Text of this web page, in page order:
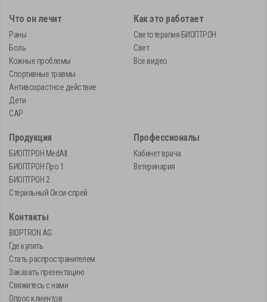
Что он лечит
Раны
Боль
Кожные проблемы
Спортивные травмы
Антивозрастное действие
Дети
САР
Как это работает
Светотерапия БИОПТРОН
Свет
Все видео
Продукция
БИОПТРОН MedAll
БИОПТРОН Про 1
БИОПТРОН 2
Стерильный Окси-спрей
Профессионалы
Кабинет врача
Ветеринария
Контакты
BIOPTRON AG
Где купить
Стать распространителем
Заказать презентацию
Свяжитесь с нами
Опрос клиентов